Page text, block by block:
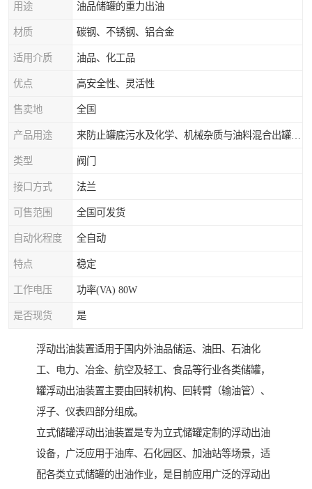
用途 油品储罐的重力出油
材质 碳钢、不锈钢、铝合金
适用介质 油品、化工品
优点 高安全性、灵活性
售卖地 全国
产品用途
类型 阀门
接口方式 法兰
可售范围 全国可发货
自动化程度 全自动
特点 稳定
工作电压 功率(VA) 80W
是否现货 是
浮动出油装置适用于国内外油品储运、油田、石油化
工、电力、冶金、航空及轻工、食品等行业各类储罐，
罐浮动出油装置主要由回转机构、回转臂（输油管）、
浮子、仪表四部分组成。
立式储罐浮动出油装置是专为立式储罐定制的浮动出油
设备，广泛应用于油库、石化园区、加油站等场景，适
配各类立式储罐的出油作业，是目前应用广泛的浮动出